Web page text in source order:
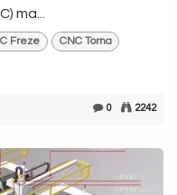
ma...
Freze CNC Torna
0 2242